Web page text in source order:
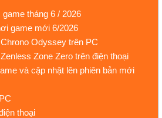
tháng 6 / 2026
game mới 6/2026
Odyssey trên PC
Zone Zero trên điện thoại
và cập nhật lên phiên bản mới
thoại